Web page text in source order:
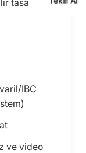
tasarım
IBC
ve video